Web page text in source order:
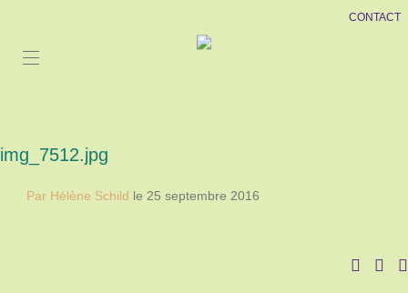
CONTACT
img_7512.jpg
Par Hélène Schild le 25 septembre 2016